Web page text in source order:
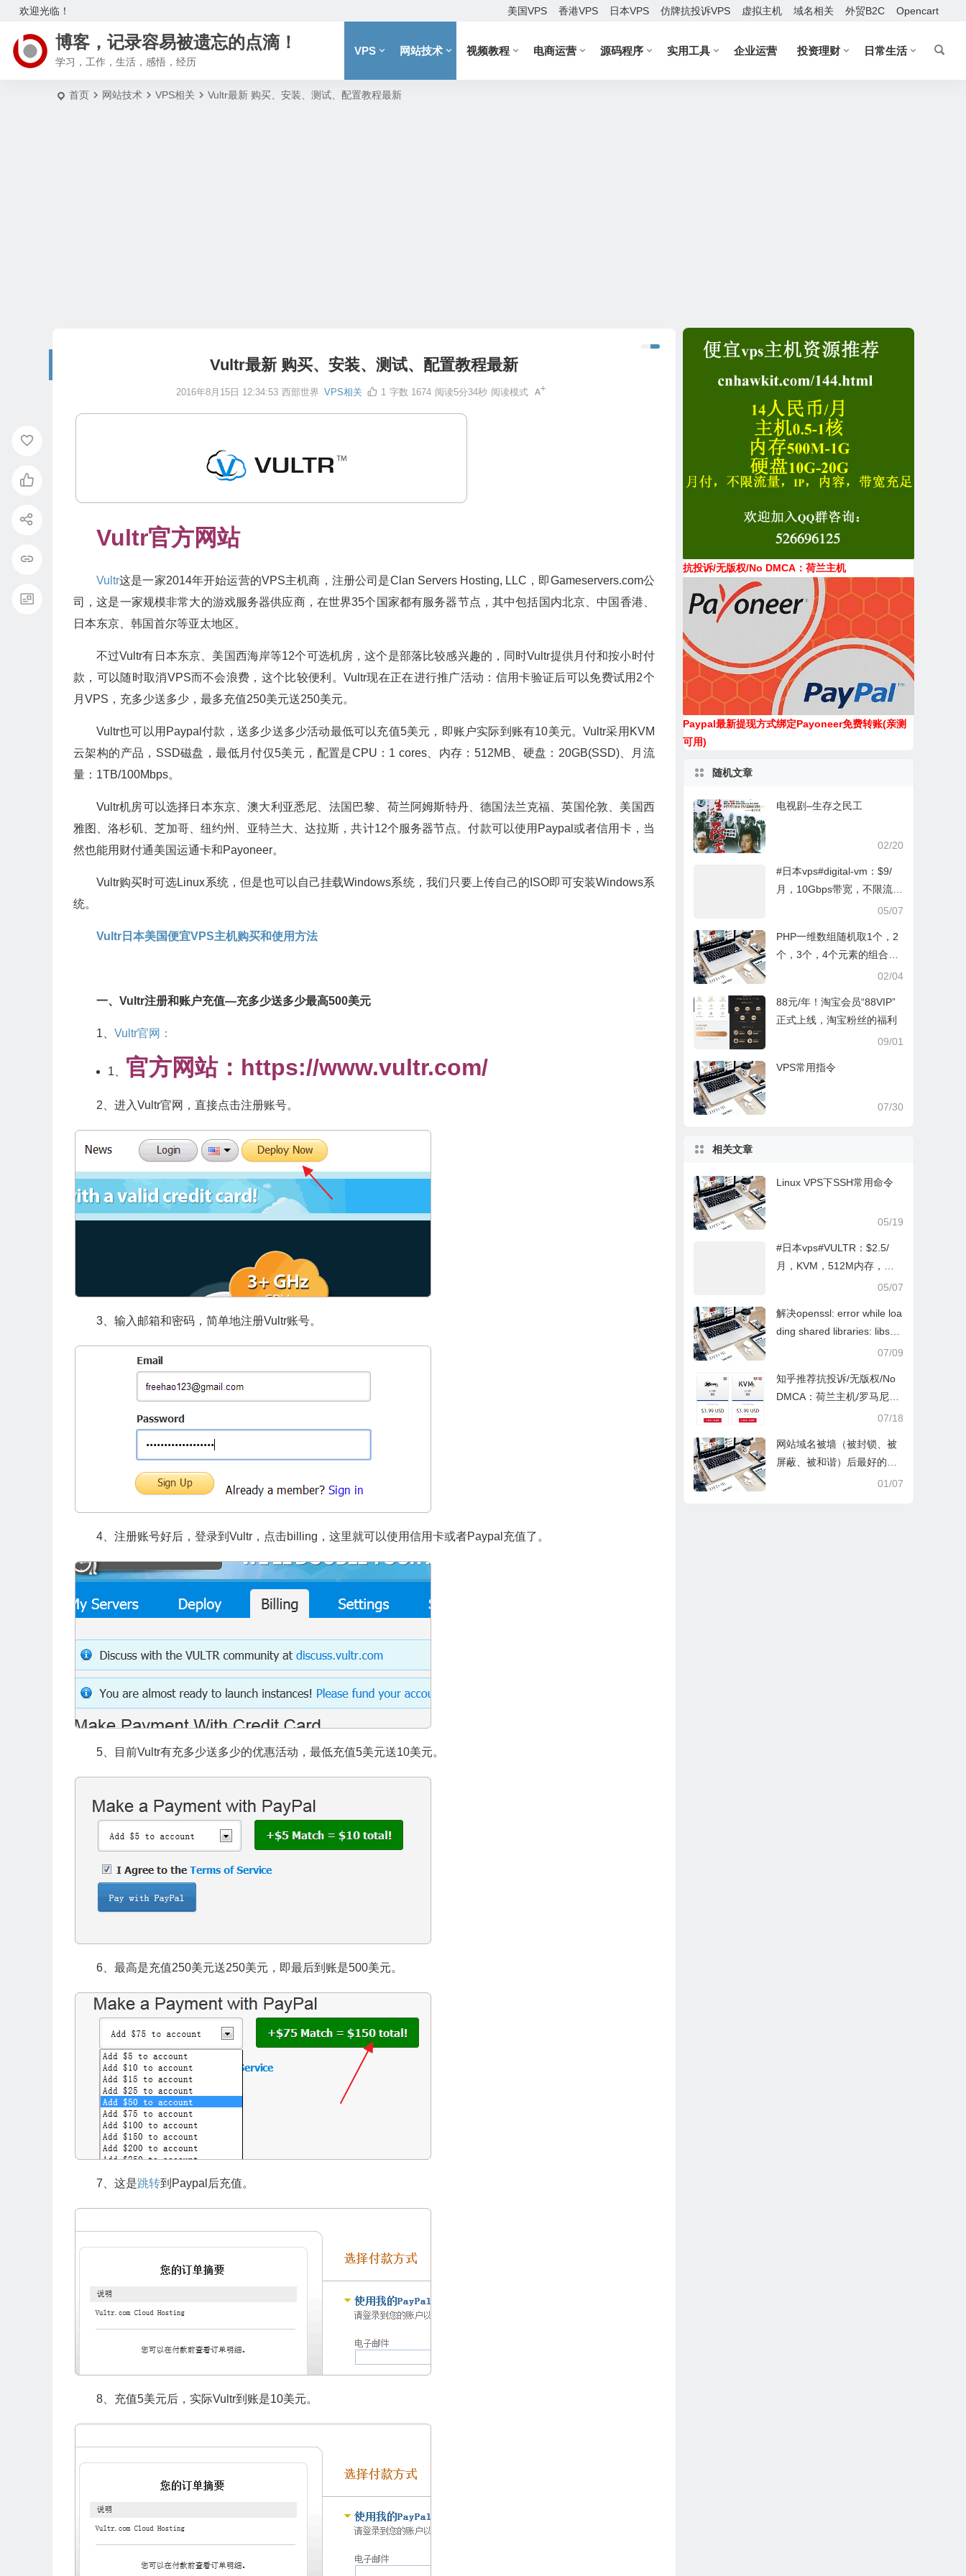
欢迎光临！ 美国VPS 香港VPS 日本VPS 仿牌抗投诉VPS 虚拟主机 域名相关 外贸B2C Opencart
博客，记录容易被遗忘的点滴！
学习，工作，生活，感悟，经历
VPS 网站技术 视频教程 电商运营 源码程序 实用工具 企业运营 投资理财 日常生活
首页 网站技术 VPS相关 Vultr最新 购买、安装、测试、配置教程最新
Vultr最新 购买、安装、测试、配置教程最新
2016年8月15日 12:34:53 西部世界 VPS相关 1 字数 1674 阅读5分34秒 阅读模式
Vultr官方网站
Vultr这是一家2014年开始运营的VPS主机商，注册公司是Clan Servers Hosting, LLC，即Gameservers.com公
司，这是一家规模非常大的游戏服务器供应商，在世界35个国家都有服务器节点，其中包括国内北京、中国香港、
日本东京、韩国首尔等亚太地区。
不过Vultr有日本东京、美国西海岸等12个可选机房，这个是部落比较感兴趣的，同时Vultr提供月付和按小时付
款，可以随时取消VPS而不会浪费，这个比较便利。Vultr现在正在进行推广活动：信用卡验证后可以免费试用2个
月VPS，充多少送多少，最多充值250美元送250美元。
Vultr也可以用Paypal付款，送多少送多少活动最低可以充值5美元，即账户实际到账有10美元。Vultr采用KVM
云架构的产品，SSD磁盘，最低月付仅5美元，配置是CPU：1 cores、内存：512MB、硬盘：20GB(SSD)、月流
量：1TB/100Mbps。
Vultr机房可以选择日本东京、澳大利亚悉尼、法国巴黎、荷兰阿姆斯特丹、德国法兰克福、英国伦敦、美国西
雅图、洛杉矶、芝加哥、纽约州、亚特兰大、达拉斯，共计12个服务器节点。付款可以使用Paypal或者信用卡，当
然也能用财付通美国运通卡和Payoneer。
Vultr购买时可选Linux系统，但是也可以自己挂载Windows系统，我们只要上传自己的ISO即可安装Windows系
统。
Vultr日本美国便宜VPS主机购买和使用方法
一、Vultr注册和账户充值—充多少送多少最高500美元
1、 Vultr官网：
1、 官方网站：https://www.vultr.com/
2、进入Vultr官网，直接点击注册账号。
3、输入邮箱和密码，简单地注册Vultr账号。
4、注册账号好后，登录到Vultr，点击billing，这里就可以使用信用卡或者Paypal充值了。
5、目前Vultr有充多少送多少的优惠活动，最低充值5美元送10美元。
6、最高是充值250美元送250美元，即最后到账是500美元。
7、这是跳转到Paypal后充值。
8、充值5美元后，实际Vultr到账是10美元。
抗投诉/无版权/No DMCA：荷兰主机
Paypal最新提现方式绑定Payoneer免费转账(亲测
可用)
随机文章
电视剧–生存之民工
02/20
#日本vps#digital-vm：$9/
月，10Gbps带宽，不限流
量，日本/新加坡等12个机房
05/07
PHP一维数组随机取1个，2
个，3个，4个元素的组合不
重复的所有情况（组合次02/04
88元/年！淘宝会员“88VIP”
正式上线，淘宝粉丝的福利
09/01
VPS常用指令
07/30
相关文章
Linux VPS下SSH常用命令
05/19
#日本vps#VULTR：$2.5/
月，KVM，512M内存，日
05/07
解决openssl: error while loa
ding shared libraries: libssl.
so.1.1: cannot open shared
rectory错误
07/09
知乎推荐抗投诉/无版权/No
DMCA：荷兰主机/罗马尼亚
07/18
网站域名被墙（被封锁、被
屏蔽、被和谐）后最好的解
01/07